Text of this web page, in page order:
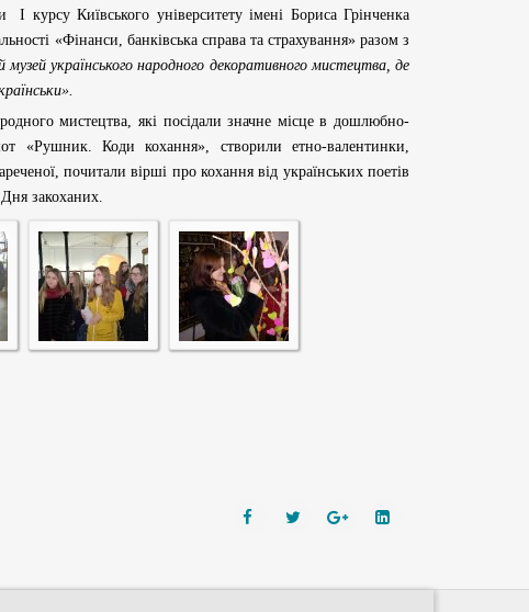
І курсу Київського університету імені Бориса Грінченка
«Фінанси, банківська справа та страхування» разом з
музей українського народного декоративного мистецтва, де
мистецтва, які посідали значне місце в дошлюбно-
«Рушник. Коди кохання», створили етно-валентинки,
почитали вірші про кохання від українських поетів
закоханих.